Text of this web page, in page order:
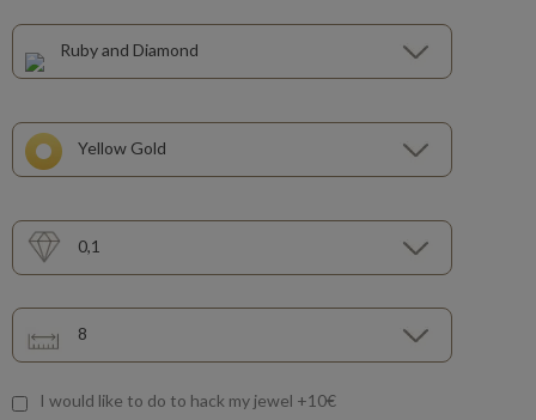
Ruby and Diamond
Yellow Gold
0,1
8
I would like to do to hack my jewel +10€